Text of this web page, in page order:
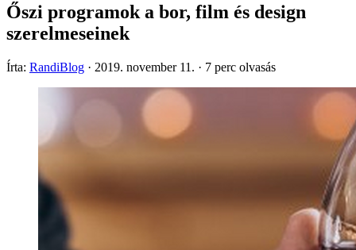
Őszi programok a bor, film és design
szerelmeseinek
Írta: RandiBlog · 2019. november 11. · 7 perc olvasás